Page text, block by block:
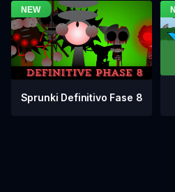
Sprunki Definitivo Fase 8